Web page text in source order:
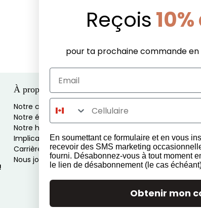
Nos
À propos
Notre culture
Notre équipe
Notre histoire
Implications sociales
Carrières
Nous joindre
livraison
Politique de
Termes et
Reçois
pour ta prochaine commande
En soumettant ce formulaire et en vous
recevoir des SMS marketing
fourni. Désabonnez-vous à tout moment
le lien de désabonnement (le cas
Obtenir mon